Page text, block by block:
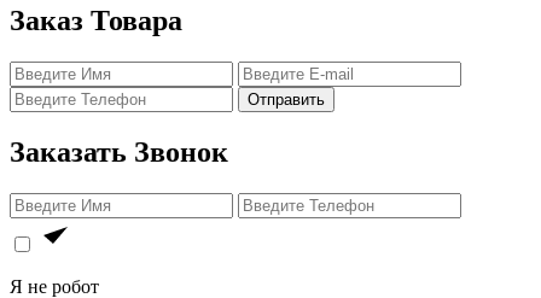
Заказ Товара
Отправить
Заказать Звонок
Я не робот